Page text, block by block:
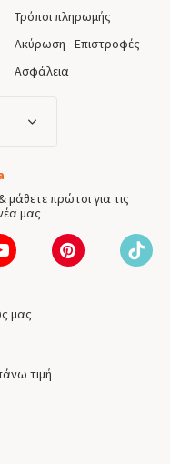
Τρόποι πληρωμής
Ακύρωση - Επιστροφές
Ασφάλεια
πρώτοι για τις
μας
μας
τιμή